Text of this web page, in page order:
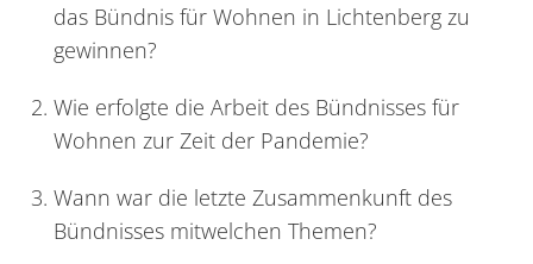
das Bündnis für Wohnen in Lichtenberg zu
gewinnen?
Wie erfolgte die Arbeit des Bündnisses für
Wohnen zur Zeit der Pandemie?
Wann war die letzte Zusammenkunft des
Bündnisses mitwelchen Themen?